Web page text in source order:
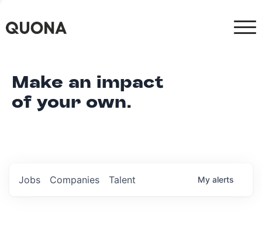
Make an impact
of your own.
Jobs Companies Talent My alerts